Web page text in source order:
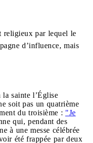
religieux par lequel le
d’influence, mais
sainte l’Église
soit pas un quatrième
du troisième : "Je
qui, pendant des
à une messe célébrée
été frappée par deux